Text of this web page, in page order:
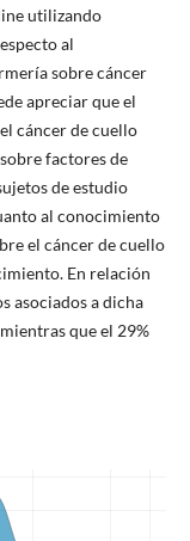
utilizando
al
sobre cáncer
apreciar que el
cáncer de cuello
factores de
de estudio
al conocimiento
el cáncer de cuello
En relación
asociados a dicha
que el 29%